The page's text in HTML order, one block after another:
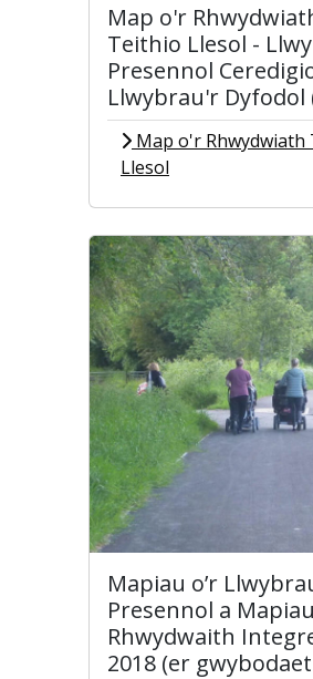
Map o'r
Teithio Llesol -
Presennol
Llwybrau'r Dyfodol
Map o'r Rhwydwiath
Llesol
Mapiau o’r
Presennol a Mapiau
Rhwydwaith
2018 (er